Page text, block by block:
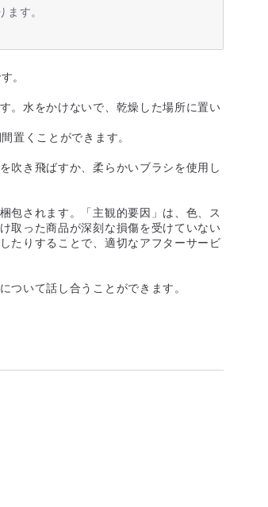
す。
。
。水をかけないで、乾燥した場所に置い
置くことができます。
吹き飛ばすか、柔らかいブラシを使用し
包されます。「主観的要因」は、色、ス
取った商品が深刻な損傷を受けていない
たりすることで、適切なアフターサービ
ついて話し合うことができます。